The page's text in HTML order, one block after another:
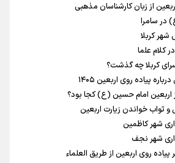
از زبان کارشناسان مذهبی
در سامرا
کربلا
کلام علما
کربلا چه گذشت؟
پیاده روی اربعین ۱۴۰۵
اربعین امام حسین (ع) کجا بود؟
و ثواب خواندن زیارت اربعین
شهر کاظمین
شهر نجف
روی اربعین از طریق العلماء